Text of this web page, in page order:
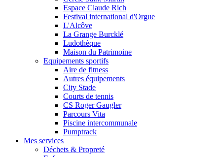
Espace Claude Rich
Festival international d'Orgue
L'Alcôve
La Grange Burcklé
Ludothèque
Maison du Patrimoine
Equipements sportifs
Aire de fitness
Autres équipements
City Stade
Courts de tennis
CS Roger Gaugler
Parcours Vita
Piscine intercommunale
Pumptrack
Mes services
Déchets & Propreté